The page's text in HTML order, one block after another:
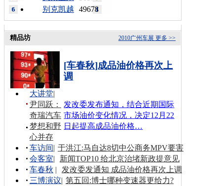
49678
别克凯越
更多 >>
2010广州车展
精品坊
[车春秋]成品油价格再次上
调
发改委发布通知，结合近期国际
市场油价变化情况，决定12月22
日起提高成品油价格…
大讲堂|
尹同跃：
奇瑞汽车
梦想和野
心并存
车访间| 于洪江:马自达8切中公商务MPV要害
会客室|
新闻TOP10 给北京治堵新政提意见
车春秋 |
发改委发通知 成品油价格再次上调
三博演议| 第五回:博士哪种变速器更给力?